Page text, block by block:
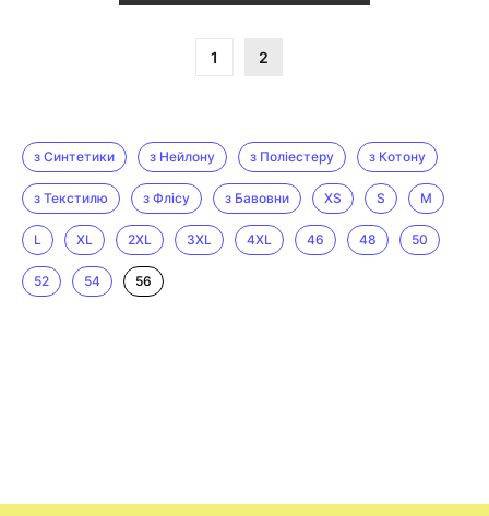
1 2
з Синтетики з Нейлону з Поліестеру з Котону
з Текстилю з Флісу з Бавовни XS S M
L XL 2XL 3XL 4XL 46 48 50
52 54 56